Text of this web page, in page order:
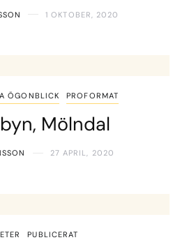
1 OKTOBER, 2020
ÖGONBLICK PROFORMAT
Mölndal
27 APRIL, 2020
PUBLICERAT